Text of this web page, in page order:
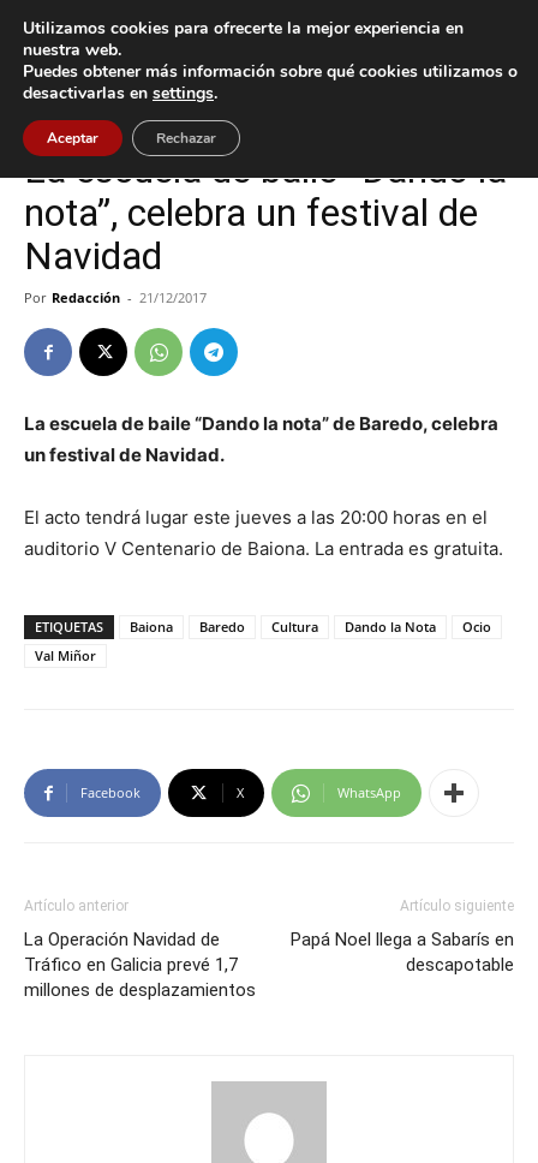
Inicio Baiona
Baiona Cultura / Ocio
La escuela de baile “Dando la
nota”, celebra un festival de
Navidad
Por Redacción - 21/12/2017
La escuela de baile “Dando la nota” de Baredo, celebra
un festival de Navidad.
El acto tendrá lugar este jueves a las 20:00 horas en el
auditorio V Centenario de Baiona. La entrada es gratuita.
ETIQUETAS Baiona Baredo Cultura Dando la Nota
Ocio
Val Miñor
Facebook X WhatsApp
Artículo anterior
La Operación Navidad de
Tráfico en Galicia prevé 1,7
millones de desplazamientos
Artículo siguiente
Papá Noel llega a Sabarís en
descapotable
Utilizamos cookies para ofrecerte la mejor experiencia en
nuestra web.
Puedes obtener más información sobre qué cookies utilizamos o
desactivarlas en settings.
Aceptar Rechazar